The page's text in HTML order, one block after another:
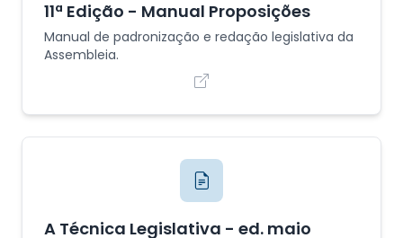
11ª Edição - Manual Proposições
Manual de padronização e redação legislativa da
Assembleia.
A Técnica Legislativa - ed. maio